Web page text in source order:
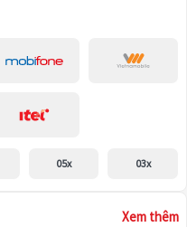
05x 03x
Xem thêm